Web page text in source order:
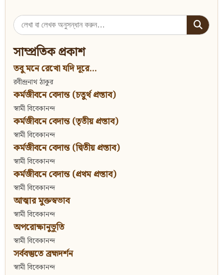
Search
for:
সাম্প্রতিক প্রকাশ
তবু মনে রেখো যদি দূরে...
রবীন্দ্রনাথ ঠাকুর
কর্মজীবনে বেদান্ত (চতুর্থ প্রস্তাব)
স্বামী বিবেকানন্দ
কর্মজীবনে বেদান্ত (তৃতীয় প্রস্তাব)
স্বামী বিবেকানন্দ
কর্মজীবনে বেদান্ত (দ্বিতীয় প্রস্তাব)
স্বামী বিবেকানন্দ
কর্মজীবনে বেদান্ত (প্রথম প্রস্তাব)
স্বামী বিবেকানন্দ
আত্মার মুক্তস্বভাব
স্বামী বিবেকানন্দ
অপরোক্ষানুভূতি
স্বামী বিবেকানন্দ
সর্ববস্তুতে ব্রহ্মদর্শন
স্বামী বিবেকানন্দ